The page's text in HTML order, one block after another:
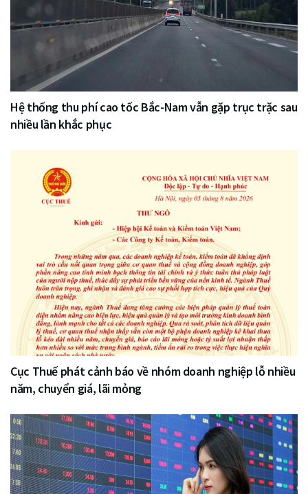
Hệ thống thu phí cao tốc Bắc-Nam vẫn gặp trục trặc sau
nhiều lần khắc phục
Cục Thuế phát cảnh báo về nhóm doanh nghiệp lỗ nhiều
năm, chuyển giá, lãi mỏng